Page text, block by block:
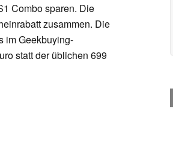
Combo sparen. Die
zusammen. Die
im Geekbuying-
statt der üblichen 699